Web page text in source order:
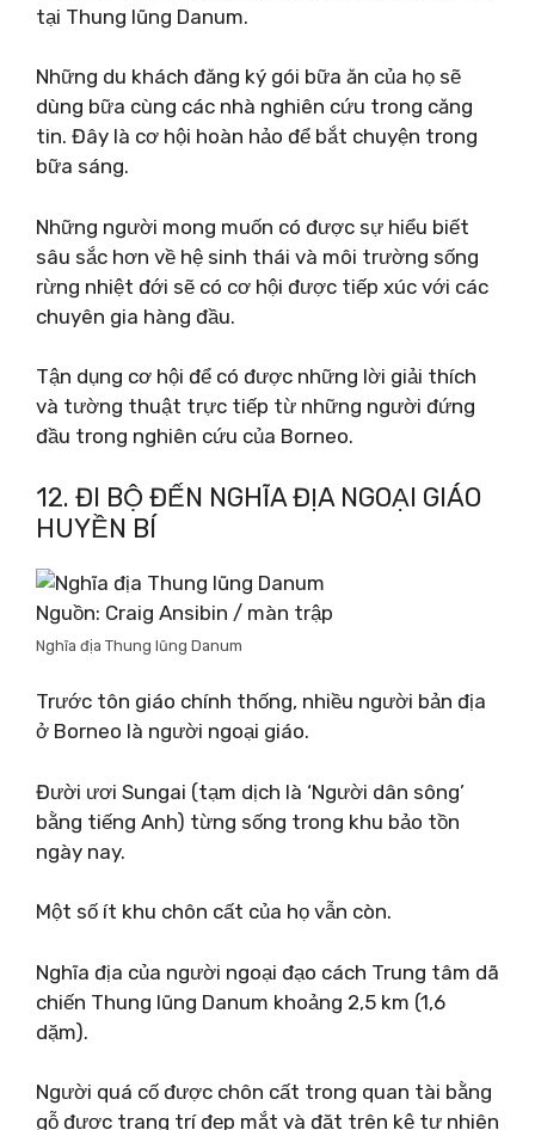
tại Thung lũng Danum.
Những du khách đăng ký gói bữa ăn của họ sẽ
dùng bữa cùng các nhà nghiên cứu trong căng
tin. Đây là cơ hội hoàn hảo để bắt chuyện trong
bữa sáng.
Những người mong muốn có được sự hiểu biết
sâu sắc hơn về hệ sinh thái và môi trường sống
rừng nhiệt đới sẽ có cơ hội được tiếp xúc với các
chuyên gia hàng đầu.
Tận dụng cơ hội để có được những lời giải thích
và tường thuật trực tiếp từ những người đứng
đầu trong nghiên cứu của Borneo.
12. ĐI BỘ ĐẾN NGHĨA ĐỊA NGOẠI GIÁO
HUYỀN BÍ
Nguồn: Craig Ansibin / màn trập
Nghĩa địa Thung lũng Danum
Trước tôn giáo chính thống, nhiều người bản địa
ở Borneo là người ngoại giáo.
Đười ươi Sungai (tạm dịch là ‘Người dân sông’
bằng tiếng Anh) từng sống trong khu bảo tồn
ngày nay.
Một số ít khu chôn cất của họ vẫn còn.
Nghĩa địa của người ngoại đạo cách Trung tâm dã
chiến Thung lũng Danum khoảng 2,5 km (1,6
dặm).
Người quá cố được chôn cất trong quan tài bằng
gỗ được trang trí đẹp mắt và đặt trên kệ tự nhiên